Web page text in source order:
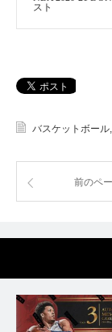
スト
バスケットボール
前のペ